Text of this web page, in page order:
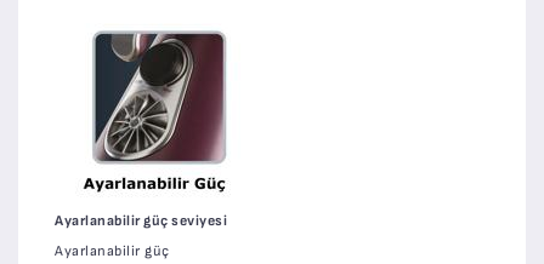
Ayarlanabilir güç seviyesi
Ayarlanabilir güç